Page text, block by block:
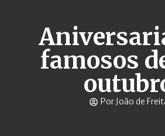
famosos
Por João de